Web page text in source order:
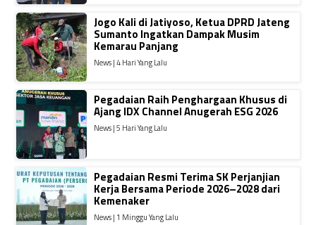
Jogo Kali di Jatiyoso, Ketua DPRD Jateng
Sumanto Ingatkan Dampak Musim
Kemarau Panjang
News | 4 Hari Yang Lalu
Pegadaian Raih Penghargaan Khusus di
Ajang IDX Channel Anugerah ESG 2026
News | 5 Hari Yang Lalu
Pegadaian Resmi Terima SK Perjanjian
Kerja Bersama Periode 2026–2028 dari
Kemenaker
News | 1 Minggu Yang Lalu